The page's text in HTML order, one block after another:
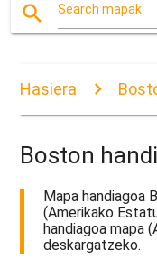
search Search mapak
Hasiera
Boston
Mapa handiagoa
(Amerikako
handiagoa mapa
deskargatzeko.